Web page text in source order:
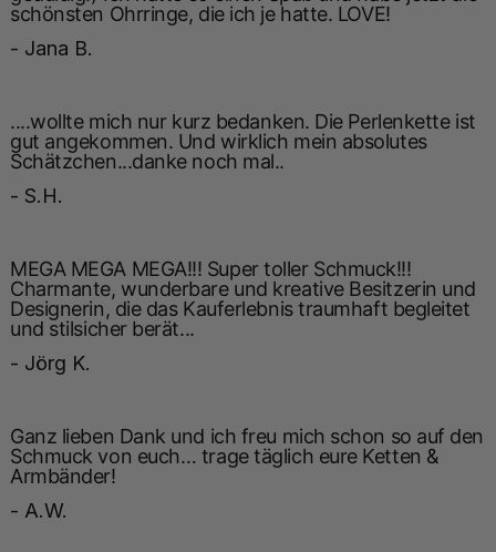
schönsten Ohrringe, die ich je hatte. LOVE!
- Jana B.
....wollte mich nur kurz bedanken. Die Perlenkette ist
gut angekommen. Und wirklich mein absolutes
Schätzchen...danke noch mal..
- S.H.
MEGA MEGA MEGA!!! Super toller Schmuck!!!
Charmante, wunderbare und kreative Besitzerin und
Designerin, die das Kauferlebnis traumhaft begleitet
und stilsicher berät...
- Jörg K.
Ganz lieben Dank und ich freu mich schon so auf den
Schmuck von euch… trage täglich eure Ketten &
Armbänder!
- A.W.